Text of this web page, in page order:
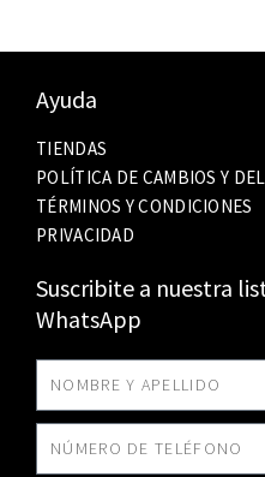
Ayuda
TIENDAS
POLÍTICA DE CAMBIOS Y
TÉRMINOS Y CONDICIONES
PRIVACIDAD
Suscribite a nuestra
WhatsApp